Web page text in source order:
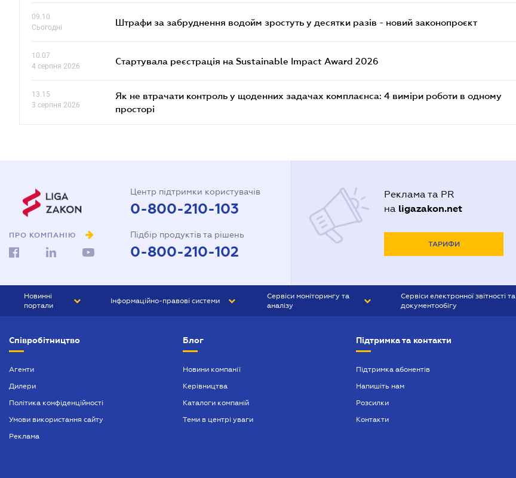
09.10
Сьогодні
Штрафи за забруднення водойм зростуть у десятки разів - новий законопроєкт
10.07
4 серпня 2026
Стартувала реєстрація на Sustainable Impact Award 2026
13.15
3 серпня 2026
Як не втрачати контроль у щоденних задачах комплаєнса: 4 виміри роботи в одному
просторі
ПРО КОМПАНІЮ
Центр підтримки користувачів
0-800-210-103
Підбір продуктів та рішень
0-800-210-102
Реклама та PR
на ligazakon.net
ТАРИФИ
Новинні
портали
БІЗНЕС
Інформаційно-правові системи
БУХГАЛТЕР ПРОФ
Сервіси моніторингу та
аналізу
Сервіси електронної звітності та
документообігу
Співробітництво
Агенти
Дилери
Політика конфіденційності
Умови використання сайту
Реклама
Блог
Новини компанії
Керівництва
Каталоги компаній
Теми в центрі уваги
Підтримка та контакти
Підтримка абонентів
Напишіть нам
Розсилки
Контакти